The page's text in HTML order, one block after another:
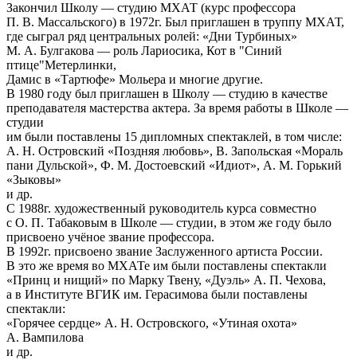
Закончил Школу — студию МХАТ (курс профессора
П. В. Массальского) в 1972г. Был приглашен в труппу МХАТ,
где сыграл ряд центральных ролей: «Дни Турбиных»
М. А. Булгакова — роль Лариосика, Кот в "Синий
птице"Метерлинки,
Дамис в «Тартюфе» Мольера и многие другие.
В 1980 году был приглашен в Школу — студию в качестве
преподавателя мастерства актера. За время работы в Школе —
студии
им были поставлены 15 дипломных спектаклей, в том числе:
А. Н. Островский «Поздняя любовь», В. Запольская «Мораль
пани Дульской», Ф. М. Достоевский «Идиот», А. М. Горький
«Зыковы»
и др.
С 1988г. художественный руководитель курса совместно
с О. П. Табаковым в Школе — студии, в этом же году было
присвоено учёное звание профессора.
В 1992г. присвоено звание Заслуженного артиста России.
В это же время во МХАТе им были поставлены спектакли
«Принц и нищий» по Марку Твену, «Дуэль» А. П. Чехова,
а в Институте ВГИК им. Герасимова были поставлены
спектакли:
«Горячее сердце» А. Н. Островского, «Утиная охота»
А. Вампилова
и др.